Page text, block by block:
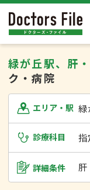
緑が丘駅、肝
ク・病院
エリア・駅 緑
診療科目 指
詳細条件